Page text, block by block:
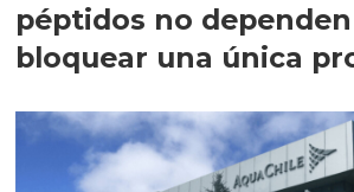
péptidos no
bloquear una única